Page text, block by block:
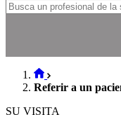
Referir a un
SU VISITA